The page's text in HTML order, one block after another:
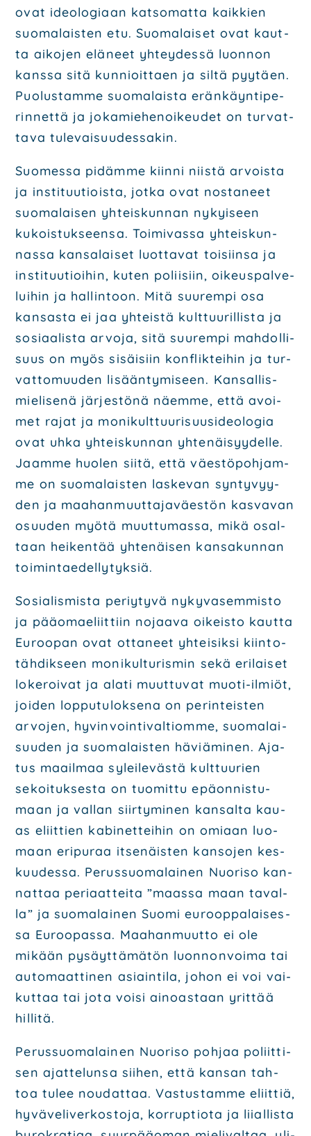
ovat ideo­lo­gi­aan kat­so­mat­ta kaik­kien
suo­ma­lais­ten etu. Suo­ma­lai­set ovat kaut­
ta aiko­jen elä­neet yhtey­des­sä luon­non
kans­sa sitä kun­nioit­taen ja sil­tä pyy­täen.
Puo­lus­tam­me suo­ma­lais­ta erän­käyn­ti­pe­
rin­net­tä ja joka­mie­he­noi­keu­det on tur­vat­
ta­va tule­vai­suu­des­sa­kin.
Suo­mes­sa pidäm­me kiin­ni niis­tä arvois­ta
ja ins­ti­tuu­tiois­ta, jot­ka ovat nos­ta­neet
suo­ma­lai­sen yhteis­kun­nan nykyi­seen
kukois­tuk­seen­sa. Toi­mi­vas­sa yhteis­kun­
nas­sa kan­sa­lai­set luot­ta­vat toi­siin­sa ja
ins­ti­tuu­tioi­hin, kuten polii­siin, oikeus­pal­ve­
lui­hin ja hal­lin­toon. Mitä suu­rem­pi osa
kan­sas­ta ei jaa yhteis­tä kult­tuu­ril­lis­ta ja
sosi­aa­lis­ta arvo­ja, sitä suu­rem­pi mah­dol­li­
suus on myös sisäi­siin konflik­tei­hin ja tur­
vat­to­muu­den lisään­ty­mi­seen. Kan­sal­lis­
mie­li­se­nä jär­jes­tö­nä näem­me, että avoi­
met rajat ja moni­kult­tuu­ri­suusi­deo­lo­gia
ovat uhka yhteis­kun­nan yhte­näi­syy­del­le.
Jaam­me huo­len sii­tä, että väes­tö­poh­jam­
me on suo­ma­lais­ten las­ke­van syn­ty­vyy­
den ja maa­han­muut­ta­ja­väes­tön kas­va­van
osuu­den myö­tä muut­tu­mas­sa, mikä osal­
taan hei­ken­tää yhte­näi­sen kan­sa­kun­nan
toi­min­tae­del­ly­tyk­siä.
Sosia­lis­mis­ta periy­ty­vä nyky­va­sem­mis­to
ja pää­omae­liit­tiin nojaa­va oikeis­to kaut­ta
Euroo­pan ovat otta­neet yhtei­sik­si kiin­to­
täh­dik­seen moni­kul­tu­ris­min sekä eri­lai­set
loke­roi­vat ja ala­ti muut­tu­vat muo­ti-ilmiöt,
joi­den lop­pu­tu­lok­se­na on perin­teis­ten
arvo­jen, hyvin­voin­ti­val­tiom­me, suo­ma­lai­
suu­den ja suo­ma­lais­ten häviä­mi­nen. Aja­
tus maa­il­maa sylei­le­väs­tä kult­tuu­rien
sekoi­tuk­ses­ta on tuo­mit­tu epä­on­nis­tu­
maan ja val­lan siir­ty­mi­nen kan­sal­ta kau­
as eliit­tien kabi­net­tei­hin on omi­aan luo­
maan eri­pu­raa itse­näis­ten kan­so­jen kes­
kuu­des­sa. Perus­suo­ma­lai­nen Nuo­ri­so kan­
nat­taa peri­aat­tei­ta ”maas­sa maan taval­
la” ja suo­ma­lai­nen Suo­mi euroop­pa­lai­ses­
sa Euroo­pas­sa. Maa­han­muut­to ei ole
mikään pysäyt­tä­mä­tön luon­non­voi­ma tai
auto­maat­ti­nen asiain­ti­la, johon ei voi vai­
kut­taa tai jota voi­si ainoas­taan yrit­tää
hil­li­tä.
Perus­suo­ma­lai­nen Nuo­ri­so poh­jaa poliit­ti­
sen ajat­te­lun­sa sii­hen, että kan­san tah­
toa tulee nou­dat­taa. Vas­tus­tam­me eliit­tiä,
hyvä­ve­li­ver­kos­to­ja, kor­rup­tio­ta ja lii­al­lis­ta